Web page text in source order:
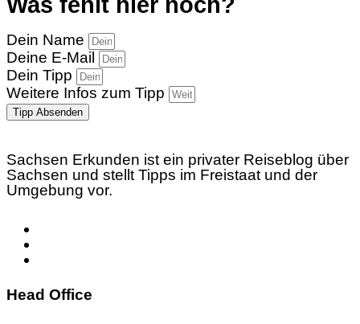
Dein Name
Deine E-Mail
Dein Tipp
Weitere Infos zum Tipp
Tipp Absenden
Sachsen Erkunden ist ein privater Reiseblog über
Sachsen und stellt Tipps im Freistaat und der
Umgebung vor.
Head Office